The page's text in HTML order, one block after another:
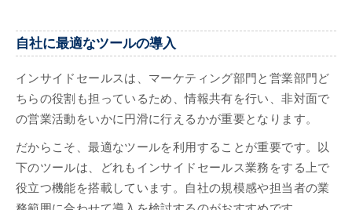
自社に最適なツールの導入
インサイドセールスは、マーケティング部門と営業部門ど
ちらの役割も担っているため、情報共有を行い、非対面で
の営業活動をいかに円滑に行えるかが重要となります。
だからこそ、最適なツールを利用することが重要です。以
下のツールは、どれもインサイドセールス業務をする上で
役立つ機能を搭載しています。自社の規模感や担当者の業